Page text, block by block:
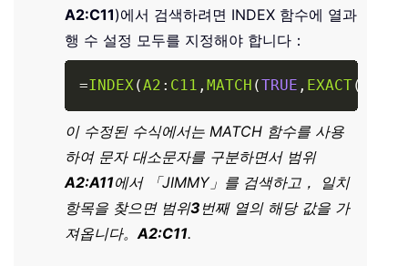
A2:C11)에서 검색하려면 INDEX 함수에 열과
행 수 설정 모두를 지정해야 합니다：
=INDEX(A2 : C11 , MATCH (TRUE , EXACT(
Copy
이 수정된 수식에서는 MATCH 함수를 사용
하여 문자 대소문자를 구분하면서 범위
A2:A11에서 「JIMMY」를 검색하고， 일치
항목을 찾으면 범위3 번째 열의 해당 값을 가
져옵니다。A2:C11.